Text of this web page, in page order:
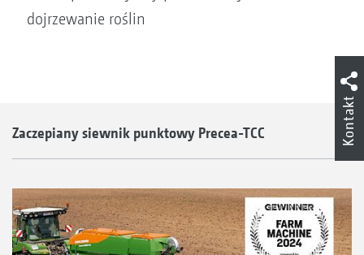
dojrzewanie roślin
Zaczepiany siewnik punktowy Precea-TCC Kontakt